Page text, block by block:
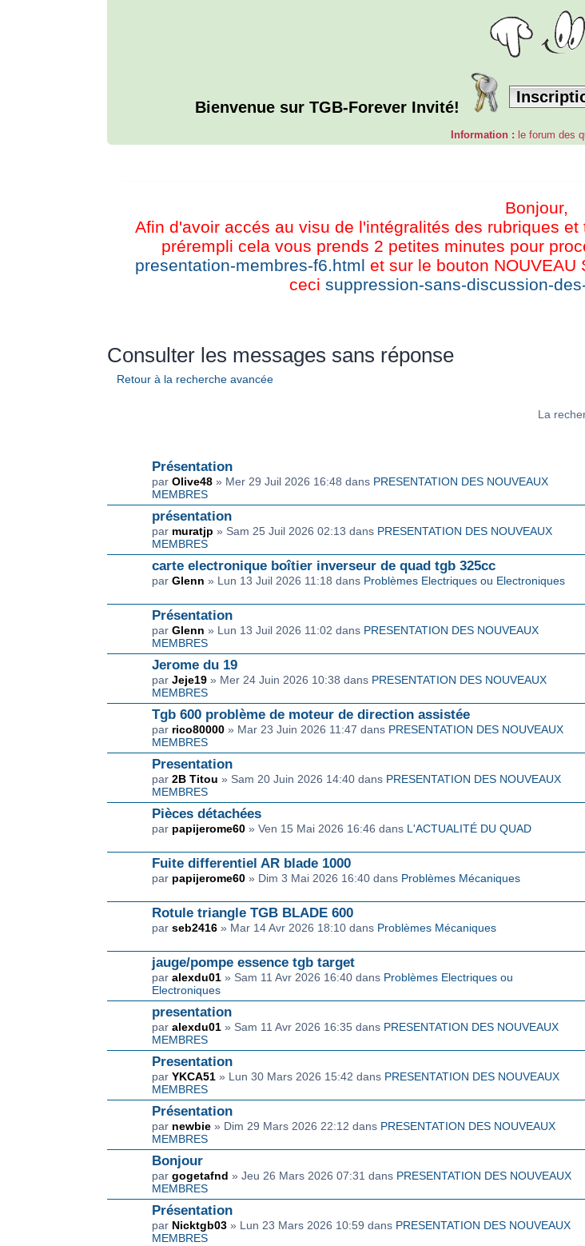
Bienvenue sur TGB-Forever Invité!
Information : le forum des
Bonjour,
Afin d'avoir accés au visu de l'intégralités des rubriques
prérempli cela vous prends 2 petites minutes pour
presentation-membres-f6.html et sur le bouton NOUVEAU
cecisuppression-sans-discussion-
Consulter les messages sans réponse
Retour à la recherche avancée
La
Présentation
parOlive48 » Mer 29 Juil 2026 16:48 dans PRESENTATION DES NOUVEAUX
MEMBRES
présentation
par muratjp » Sam 25 Juil 2026 02:13 dans PRESENTATION DES NOUVEAUX
MEMBRES
carte electronique boîtier inverseur de quad tgb 325cc
parGlenn » Lun 13 Juil 2026 11:18 dans Problèmes Electriques ou Electroniques
Présentation
parGlenn » Lun 13 Juil 2026 11:02 dans PRESENTATION DES NOUVEAUX
MEMBRES
Jerome du 19
parJeje19 » Mer 24 Juin 2026 10:38 dans PRESENTATION DES NOUVEAUX
MEMBRES
Tgb 600 problème de moteur de direction assistée
par rico80000 » Mar 23 Juin 2026 11:47 dans PRESENTATION DES NOUVEAUX
MEMBRES
Presentation
par2B Titou » Sam 20 Juin 2026 14:40 dans PRESENTATION DES NOUVEAUX
MEMBRES
Pièces détachées
par papijerome60 » Ven 15 Mai 2026 16:46 dans L'ACTUALITÉ DU QUAD
Fuite differentiel AR blade 1000
par papijerome60 » Dim 3 Mai 2026 16:40 dans Problèmes Mécaniques
Rotule triangle TGB BLADE 600
parseb2416 » Mar 14 Avr 2026 18:10 dans Problèmes Mécaniques
jauge/pompe essence tgb target
paralexdu01 » Sam 11 Avr 2026 16:40 dans Problèmes Electriques ou
Electroniques
presentation
paralexdu01 » Sam 11 Avr 2026 16:35 dans PRESENTATION DES NOUVEAUX
MEMBRES
Presentation
parYKCA51 » Lun 30 Mars 2026 15:42 dans PRESENTATION DES NOUVEAUX
MEMBRES
Présentation
par newbie » Dim 29 Mars 2026 22:12 dans PRESENTATION DES NOUVEAUX
MEMBRES
Bonjour
pargogetafnd » Jeu 26 Mars 2026 07:31 dans PRESENTATION DES NOUVEAUX
MEMBRES
Présentation
par Nicktgb03 » Lun 23 Mars 2026 10:59 dans PRESENTATION DES NOUVEAUX
MEMBRES